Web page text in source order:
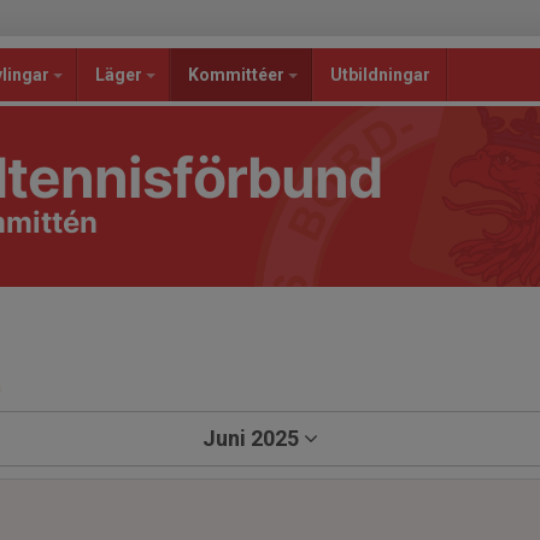
Läger Kommittéer Utbildningar
Juni 2025